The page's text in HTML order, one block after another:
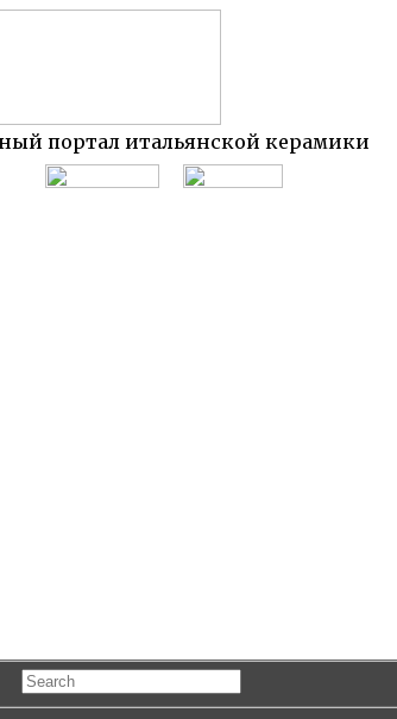
портал итальянской керамики